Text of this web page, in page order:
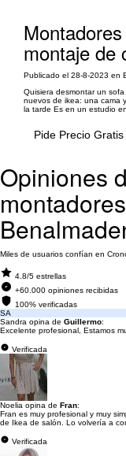
montaje de
Publicado el 28-8-2023 en
Quisiera desmontar un
nuevos de ikea: una cama
la tarde Es en un estudio
Pide Precio Gratis
Opiniones
Miles de usuarios confían en
4.8/5 estrellas
+60.000 opiniones recibidas
100% verificadas
SA
Sandra opina de Guillermo:
Excelente profesional, Estamos
Verificada
Noelia opina de Fran:
Fran es muy profesional y muy
de Ikea de salón. Lo volvería a
Verificada